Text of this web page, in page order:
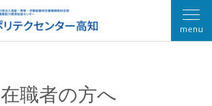
在職者の方へ